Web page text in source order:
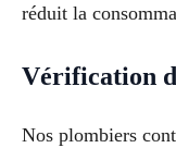
réduit la
Vérification
Nos plombiers